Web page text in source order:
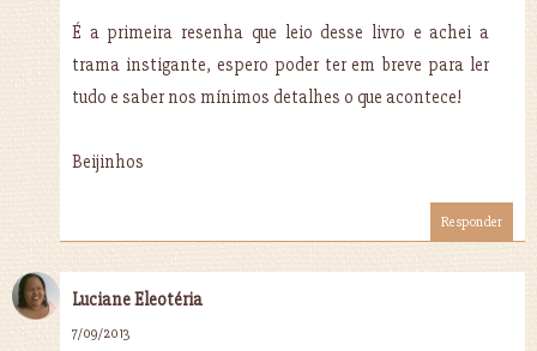
É a primeira resenha que leio desse livro e achei a
trama instigante, espero poder ter em breve para ler
tudo e saber nos mínimos detalhes o que acontece!
Beijinhos
Responder
Luciane Eleotéria
7/09/2013